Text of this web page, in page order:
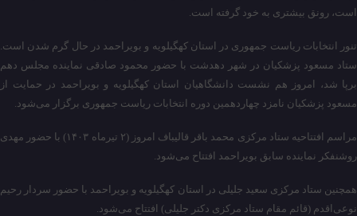
است، رونق بیشتری به خود گرفته است.
تنور انتخابات ریاست جمهوری در استان کهگیلویه و بویراحمد در حال گرم شدن است.
ستاد مسعود پزشکیان در شهر دهدشت با حضور محمود صادقی نماینده مجلس دهم
برپا شد، امروز هم نشست دانشگاهیان استان کهگیلویه و بویراحمد در حمایت از
مسعود پزشکیان نامزد چهاردهمین دوره انتخابات ریاست جمهوری برگزار می‌شود.
مراسم افتتاحیه ستاد مرکزی محمد باقر قالیباف امروز (۲ تیرماه ۱۴۰۳) با حضور مهدی
روشنفکر نماینده سابق بویراحمد افتتاح می‌شود.
همچنین ستاد مرکزی سعید جلیلی در استان کهگیلویه و بویراحمد با حضور سردار رحیم
نوعی‌اقدم (قائم مقام ستاد مرکزی دکتر جلیلی) افتتاح می‌شود.